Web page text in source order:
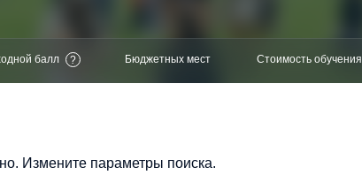
балл ? Бюджетных мест Стоимость обучения
Измените параметры поиска.